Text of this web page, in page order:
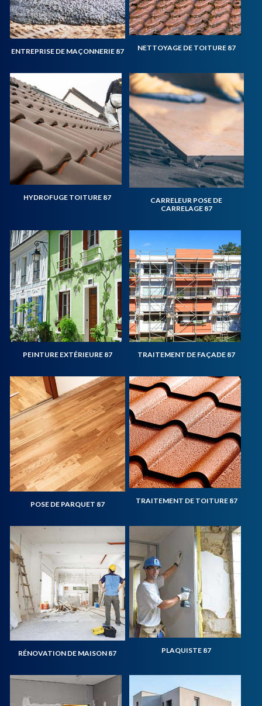
ENTREPRISE DE MAÇONNERIE 87 NETTOYAGE DE TOITURE 87
HYDROFUGE TOITURE 87
CARRELEUR POSE DE
CARRELAGE 87
PEINTURE EXTÉRIEURE 87 TRAITEMENT DE FAÇADE 87
POSE DE PARQUET 87 TRAITEMENT DE TOITURE 87
RÉNOVATION DE MAISON 87 PLAQUISTE 87